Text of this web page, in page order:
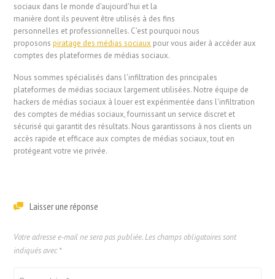
sociaux dans le monde d'aujourd'hui et la
manière dont ils peuvent être utilisés à des fins
personnelles et professionnelles. C'est pourquoi nous
proposonspiratage des médias sociaux pour vous aider à accéder aux
comptes des plateformes de médias sociaux.
Nous sommes spécialisés dans l'infiltration des principales
plateformes de médias sociaux largement utilisées. Notre équipe de
hackers de médias sociaux à louer est expérimentée dans l'infiltration
des comptes de médias sociaux, fournissant un service discret et
sécurisé qui garantit des résultats. Nous garantissons à nos clients un
accès rapide et efficace aux comptes de médias sociaux, tout en
protégeant votre vie privée.
Laisser une réponse
Votre adresse e-mail ne sera pas publiée. Les champs obligatoires sont
indiqués avec*